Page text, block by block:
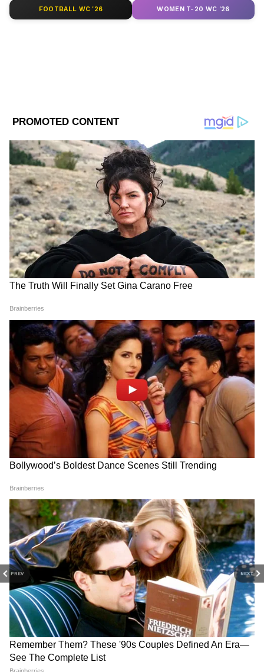
PREV NEXT
Add Asianetnews Bangla as a Preferred
Source
Image Credit :Instagram
ছবিগুলো সোশ্যাল মিডিয়ায় ঝড়ের বেগে ভাইরাল
হয়ে যায়। কমেন্ট সেকশনে অনুরাগীরা প্রশ্নের বন্যা
বইয়ে দেন। অনেকেই ভাবতে শুরু করেছেন,
শেহনাজ কি তাহলে গোপনে বিয়েটা সেরে
ফেললেন? তাঁর নববধূর সাজ আর সিঁথির সিঁদুর
দেখে জল্পনা আরও বেড়েছে। ভক্তদের মতে, এটা
সাধারণ ফটোশুটের থেকে বেশি কিছু।
এই পোস্টটি Instagram-এ দেখুন
Shehnaaz Gill (@shehnaazgill) -এর দ্বারা একটি পোস্ট শেয়ার করা হয়েছে
FOOTBALL WC '26 WOMEN T-20 WC '26